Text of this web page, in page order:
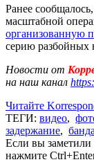
Ранее
масштабной
организованную
серию разбойных
Новости от
на наш канал
Читайте
ТЕГИ: видео,
задержание, банда
Если вы
нажмите